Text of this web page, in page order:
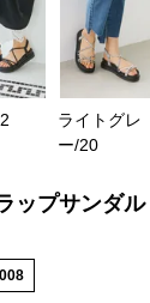
ライトグレ
ー/20
ップサンダル